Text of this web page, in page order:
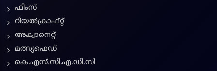
ഫിംസ്
റിയൽക്രാഫ്റ്റ്
അക്വാനെറ്റ്
മത്സ്യഫെഡ്
കെ.എസ്.സി.എ.ഡി.സി